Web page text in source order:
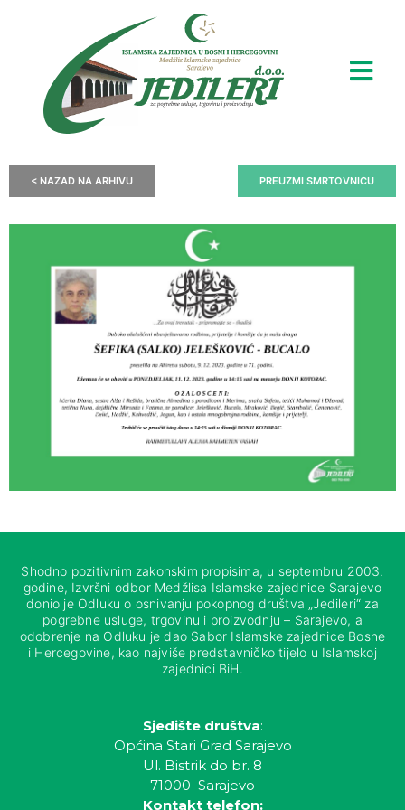
< NAZAD NA ARHIVU PREUZMI SMRTOVNICU
Shodno pozitivnim zakonskim propisima, u septembru 2003.
godine, Izvršni odbor Medžlisa Islamske zajednice Sarajevo
donio je Odluku o osnivanju pokopnog društva „Jedileri“ za
pogrebne usluge, trgovinu i proizvodnju – Sarajevo, a
odobrenje na Odluku je dao Sabor Islamske zajednice Bosne
i Hercegovine, kao najviše predstavničko tijelo u Islamskoj
zajednici BiH.
Sjedište društva:
Općina Stari Grad Sarajevo
Ul. Bistrik do br. 8
71000 Sarajevo
Kontakt telefon: